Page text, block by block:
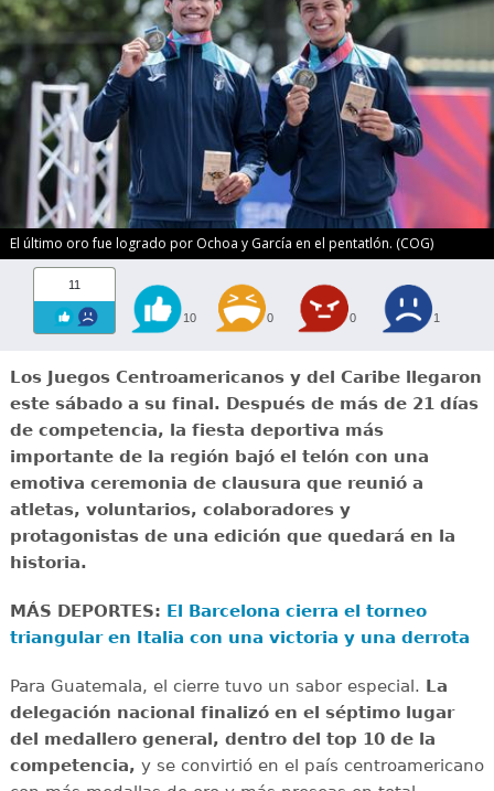
El último oro fue logrado por Ochoa y García en el pentatlón. (COG)
11
10 0 0 1
Los Juegos Centroamericanos y del Caribe llegaron
este sábado a su final. Después de más de 21 días
de competencia, la fiesta deportiva más
importante de la región bajó el telón con una
emotiva ceremonia de clausura que reunió a
atletas, voluntarios, colaboradores y
protagonistas de una edición que quedará en la
historia.
MÁS DEPORTES: El Barcelona cierra el torneo
triangular en Italia con una victoria y una derrota
Para Guatemala, el cierre tuvo un sabor especial. La
delegación nacional finalizó en el séptimo lugar
del medallero general, dentro del top 10 de la
competencia, y se convirtió en el país centroamericano